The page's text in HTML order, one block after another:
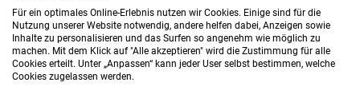
Neugierig auf diesen Kurs?
Vorschau der Inhalte
Für ein optimales Online-Erlebnis nutzen wir Cookies. Einige sind für die
Nutzung unserer Website notwendig, andere helfen dabei, Anzeigen sowie
Inhalte zu personalisieren und das Surfen so angenehm wie möglich zu
machen. Mit dem Klick auf "Alle akzeptieren" wird die Zustimmung für alle
Cookies erteilt. Unter „Anpassen“ kann jeder User selbst bestimmen, welche
Cookies zugelassen werden.